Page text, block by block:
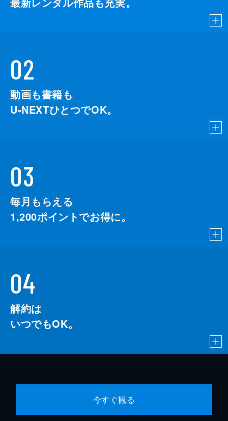
02
動画も書籍も
U-NEXTひとつでOK。
03
毎月もらえる
1,200ポイントでお得に。
04
解約は
いつでもOK。
今すぐ観る